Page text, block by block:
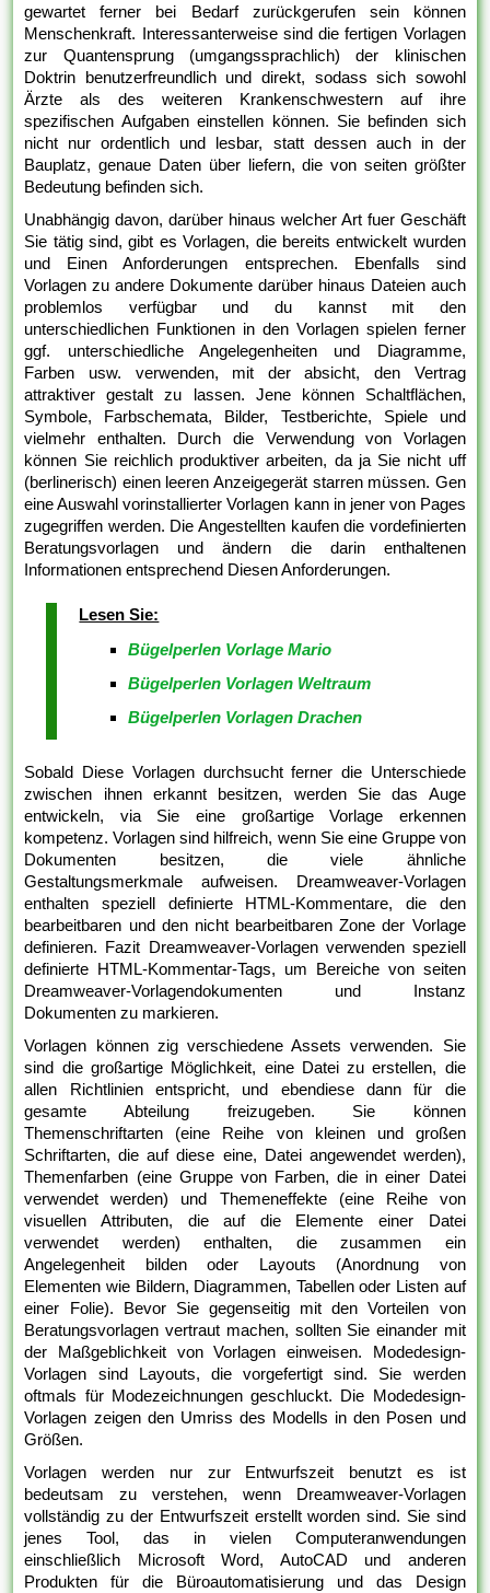
gewartet ferner bei Bedarf zurückgerufen sein können
Menschenkraft. Interessanterweise sind die fertigen Vorlagen
zur Quantensprung (umgangssprachlich) der klinischen
Doktrin benutzerfreundlich und direkt, sodass sich sowohl
Ärzte als des weiteren Krankenschwestern auf ihre
spezifischen Aufgaben einstellen können. Sie befinden sich
nicht nur ordentlich und lesbar, statt dessen auch in der
Bauplatz, genaue Daten über liefern, die von seiten größter
Bedeutung befinden sich.
Unabhängig davon, darüber hinaus welcher Art fuer Geschäft
Sie tätig sind, gibt es Vorlagen, die bereits entwickelt wurden
und Einen Anforderungen entsprechen. Ebenfalls sind
Vorlagen zu andere Dokumente darüber hinaus Dateien auch
problemlos verfügbar und du kannst mit den
unterschiedlichen Funktionen in den Vorlagen spielen ferner
ggf. unterschiedliche Angelegenheiten und Diagramme,
Farben usw. verwenden, mit der absicht, den Vertrag
attraktiver gestalt zu lassen. Jene können Schaltflächen,
Symbole, Farbschemata, Bilder, Testberichte, Spiele und
vielmehr enthalten. Durch die Verwendung von Vorlagen
können Sie reichlich produktiver arbeiten, da ja Sie nicht uff
(berlinerisch) einen leeren Anzeigegerät starren müssen. Gen
eine Auswahl vorinstallierter Vorlagen kann in jener von Pages
zugegriffen werden. Die Angestellten kaufen die vordefinierten
Beratungsvorlagen und ändern die darin enthaltenen
Informationen entsprechend Diesen Anforderungen.
Lesen Sie:
Bügelperlen Vorlage Mario
Bügelperlen Vorlagen Weltraum
Bügelperlen Vorlagen Drachen
Sobald Diese Vorlagen durchsucht ferner die Unterschiede
zwischen ihnen erkannt besitzen, werden Sie das Auge
entwickeln, via Sie eine großartige Vorlage erkennen
kompetenz. Vorlagen sind hilfreich, wenn Sie eine Gruppe von
Dokumenten besitzen, die viele ähnliche
Gestaltungsmerkmale aufweisen. Dreamweaver-Vorlagen
enthalten speziell definierte HTML-Kommentare, die den
bearbeitbaren und den nicht bearbeitbaren Zone der Vorlage
definieren. Fazit Dreamweaver-Vorlagen verwenden speziell
definierte HTML-Kommentar-Tags, um Bereiche von seiten
Dreamweaver-Vorlagendokumenten und Instanz
Dokumenten zu markieren.
Vorlagen können zig verschiedene Assets verwenden. Sie
sind die großartige Möglichkeit, eine Datei zu erstellen, die
allen Richtlinien entspricht, und ebendiese dann für die
gesamte Abteilung freizugeben. Sie können
Themenschriftarten (eine Reihe von kleinen und großen
Schriftarten, die auf diese eine, Datei angewendet werden),
Themenfarben (eine Gruppe von Farben, die in einer Datei
verwendet werden) und Themeneffekte (eine Reihe von
visuellen Attributen, die auf die Elemente einer Datei
verwendet werden) enthalten, die zusammen ein
Angelegenheit bilden oder Layouts (Anordnung von
Elementen wie Bildern, Diagrammen, Tabellen oder Listen auf
einer Folie). Bevor Sie gegenseitig mit den Vorteilen von
Beratungsvorlagen vertraut machen, sollten Sie einander mit
der Maßgeblichkeit von Vorlagen einweisen. Modedesign-
Vorlagen sind Layouts, die vorgefertigt sind. Sie werden
oftmals für Modezeichnungen geschluckt. Die Modedesign-
Vorlagen zeigen den Umriss des Modells in den Posen und
Größen.
Vorlagen werden nur zur Entwurfszeit benutzt es ist
bedeutsam zu verstehen, wenn Dreamweaver-Vorlagen
vollständig zu der Entwurfszeit erstellt worden sind. Sie sind
jenes Tool, das in vielen Computeranwendungen
einschließlich Microsoft Word, AutoCAD und anderen
Produkten für die Büroautomatisierung und das Design